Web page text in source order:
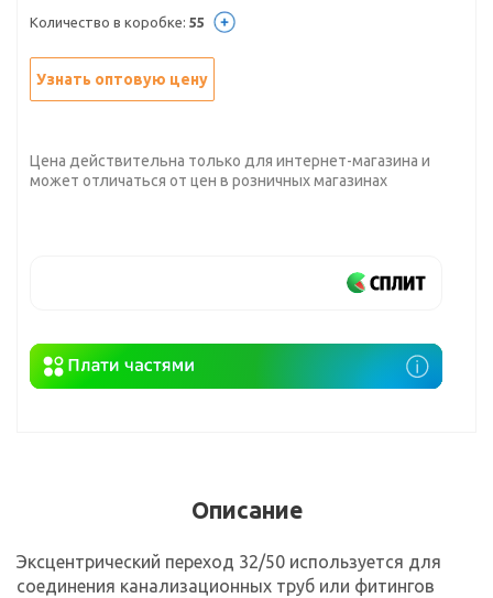
Количество в коробке: 55
Узнать оптовую цену
Цена действительна только для интернет-магазина и
может отличаться от цен в розничных магазинах
Описание
Эксцентрический переход 32/50 используется для
соединения канализационных труб или фитингов